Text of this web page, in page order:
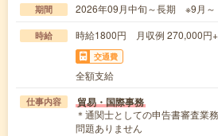
期間 2026年09月中旬～長期 ※9月～
時給 時給1800円 月収例 270,000円
交通費
全額支給
仕事内容 貿易・国際事務
＊通関士としての申告書審査業
問題ありません